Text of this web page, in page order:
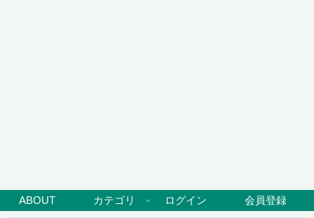
ABOUT カテゴリ ログイン 会員登録